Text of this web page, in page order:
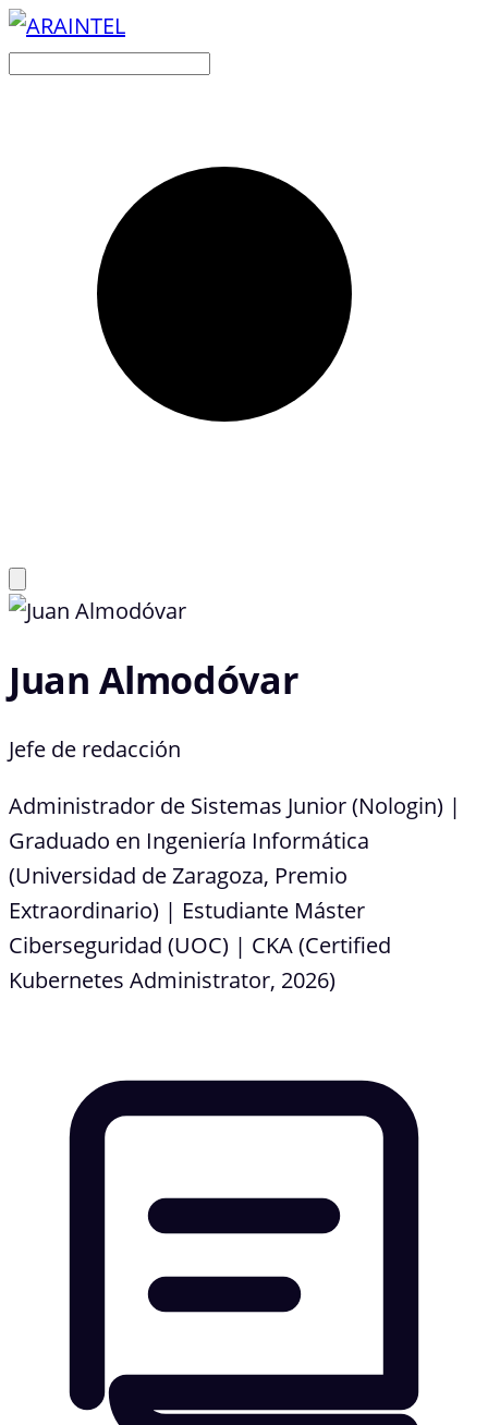
Buscar
Juan Almodóvar
Jefe de redacción
Administrador de Sistemas Junior (Nologin) |
Graduado en Ingeniería Informática
(Universidad de Zaragoza, Premio
Extraordinario) | Estudiante Máster
Ciberseguridad (UOC) | CKA (Certified
Kubernetes Administrator, 2026)